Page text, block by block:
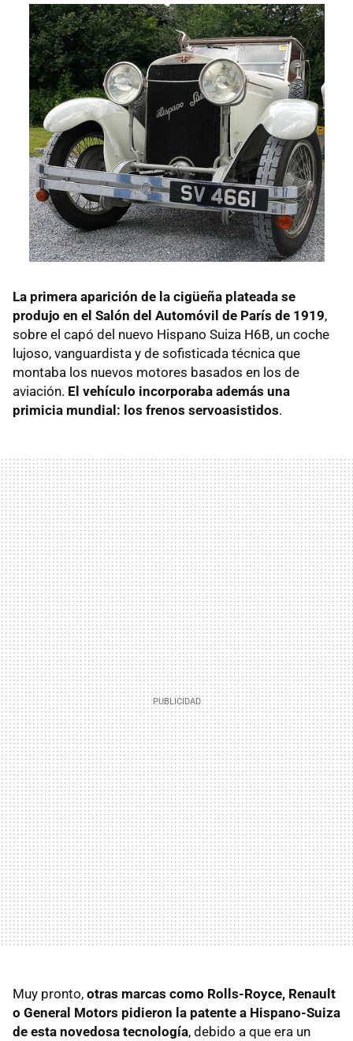
La primera aparición de la cigüeña plateada se
produjo en el Salón del Automóvil de París de 1919,
sobre el capó del nuevo Hispano Suiza H6B, un coche
lujoso, vanguardista y de sofisticada técnica que
montaba los nuevos motores basados en los de
aviación. El vehículo incorporaba además una
primicia mundial: los frenos servoasistidos.
Muy pronto, otras marcas como Rolls-Royce, Renault
o General Motors pidieron la patente a Hispano-Suiza
de esta novedosa tecnología, debido a que era un